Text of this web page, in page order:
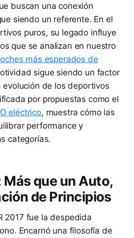
buscan una conexión
siendo un referente. En el
puros, su legado influye
que se analizan en nuestro
más esperados de
sigue siendo un factor
evolución de los deportivos
por propuestas como el
eléctrico, muestra cómo las
performance y
categorías.
que un Auto,
de Principios
2017 fue la despedida
Encarnó una filosofía de